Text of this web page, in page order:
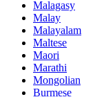
Malagasy
Malay
Malayalam
Maltese
Maori
Marathi
Mongolian
Burmese